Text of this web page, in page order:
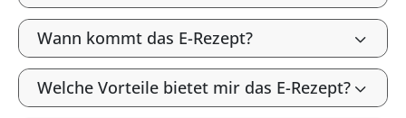
Wann kommt das E-Rezept?
Welche Vorteile bietet mir das E-Rezept?